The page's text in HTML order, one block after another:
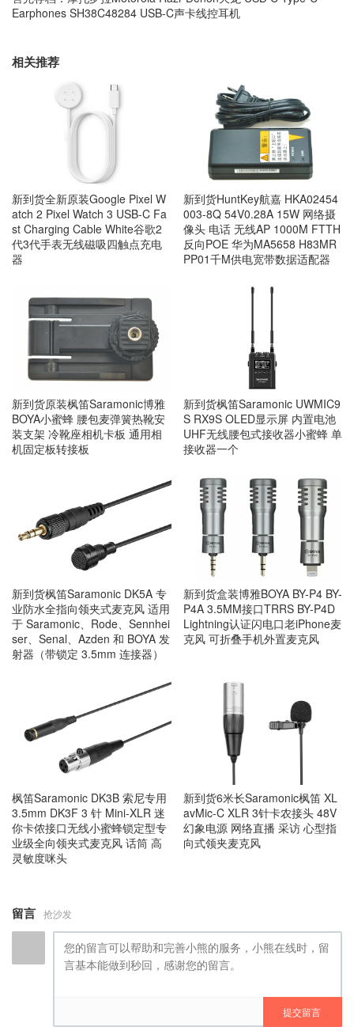
Earphones SH38C48284 USB-C声卡线控耳机
相关推荐
新到货全新原装Google Pixel W
atch 2 Pixel Watch 3 USB-C Fa
st Charging Cable White谷歌2
代3代手表无线磁吸四触点充电
器
新到货HuntKey航嘉 HKA02454
003-8Q 54V0.28A 15W 网络摄
像头 电话 无线AP 1000M FTTH
反向POE 华为MA5658 H83MR
PP01千M供电宽带数据适配器
新到货原装枫笛Saramonic博雅
BOYA小蜜蜂 腰包麦弹簧热靴安
装支架 冷靴座相机卡板 通用相
机固定板转接板
新到货枫笛Saramonic UWMIC9
S RX9S OLED显示屏 内置电池
UHF无线腰包式接收器小蜜蜂 单
接收器一个
新到货枫笛Saramonic DK5A 专
业防水全指向领夹式麦克风 适用
于 Saramonic、Rode、Sennhei
ser、Senal、Azden 和 BOYA 发
射器（带锁定 3.5mm 连接器）
新到货盒装博雅BOYA BY-P4 BY-
P4A 3.5MM接口TRRS BY-P4D
Lightning认证闪电口老iPhone麦
克风 可折叠手机外置麦克风
枫笛Saramonic DK3B 索尼专用
3.5mm DK3F 3 针 Mini-XLR 迷
你卡侬接口无线小蜜蜂锁定型专
业级全向领夹式麦克风 话筒 高
灵敏度咪头
新到货6米长Saramonic枫笛 XL
avMic-C XLR 3针卡农接头 48V
幻象电源 网络直播 采访 心型指
向式领夹麦克风
留言 抢沙发
提交留言